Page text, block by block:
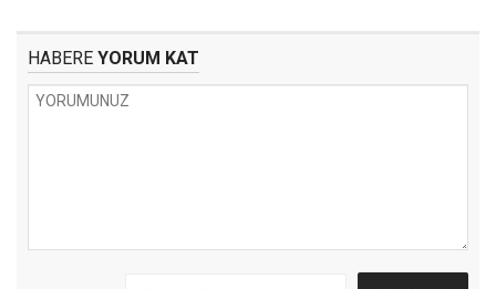
HABERE YORUM KAT